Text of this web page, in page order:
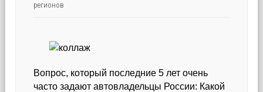
регионов
Вопрос, который последние 5 лет очень
часто задают автовладельцы России: Какой